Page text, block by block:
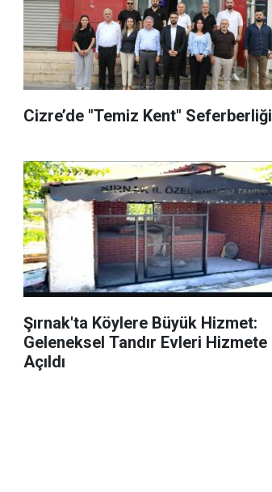
Cizre’de "Temiz Kent" Seferberliği
Şırnak'ta Köylere Büyük Hizmet:
Geleneksel Tandır Evleri Hizmete
Açıldı